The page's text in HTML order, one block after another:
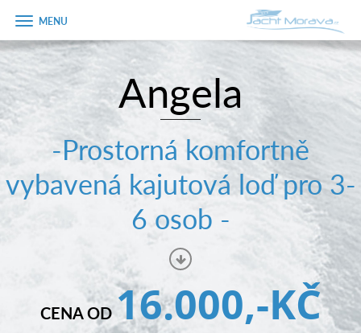
Úvodní strana
Pronájem a ceník
Plán plavby
Tipy na výlet
PRODEJ LODÍ
Zobrazit
menu
Angela
-Prostorná komfortně
vybavená kajutová loď pro 3-
6 osob -
CENA OD16.000,-KČ